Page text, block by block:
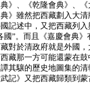
》、《乾隆會典》、
》雖然把西藏劃入大
記述中，又把西藏列
國”。而且《嘉慶會典
對於清政府就是外國
藏那一方可能還蒙在
其驤的歷史地圖集的
記》又把西藏歸類到蒙